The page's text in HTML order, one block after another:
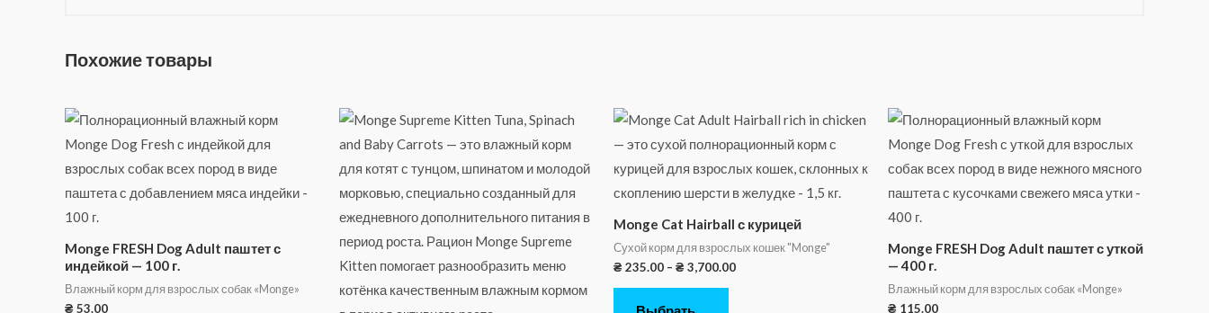
Похожие товары
Monge FRESH Dog Adult паштет с
индейкой — 100 г.
Влажный корм для взрослых собак «Monge»
₴ 53.00
Monge Cat Hairball с курицей
Сухой корм для взрослых кошек "Monge"
₴ 235.00 – ₴ 3,700.00
Monge FRESH Dog Adult паштет с уткой
— 400 г.
Влажный корм для взрослых собак «Monge»
₴ 115.00